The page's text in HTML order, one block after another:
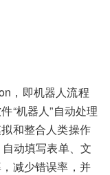
，即机器人流程
“机器人”自动处理
和整合人类操作
动填写表单、文
减少错误率，并